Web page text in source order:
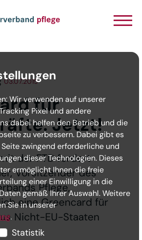
03.07.2015
für
Jetzt!
der FTD fordert
Vorsitzender des
Pflege,
eine Greencard für
Nicht-EU-Staaten
Wir verwenden auf unserer
Pixel und andere
dabei helfen den Betrieb und die
zu verbessern. Dabei gibt es
zwingend erforderliche und
dieser Technologien. Dieses
ermöglicht Ihnen die freie
einer Einwilligung in die
gemäß Ihrer Auswahl. Weitere
Sie in unserer
.
Statistik